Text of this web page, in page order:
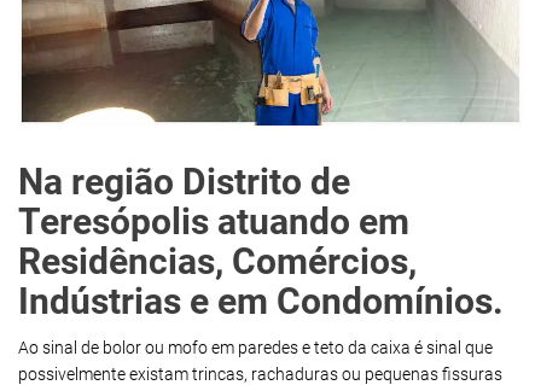
Na região Distrito de
Teresópolis atuando em
Residências, Comércios,
Indústrias e em Condomínios.
Ao sinal de bolor ou mofo em paredes e teto da caixa é sinal que
possivelmente existam trincas, rachaduras ou pequenas fissuras